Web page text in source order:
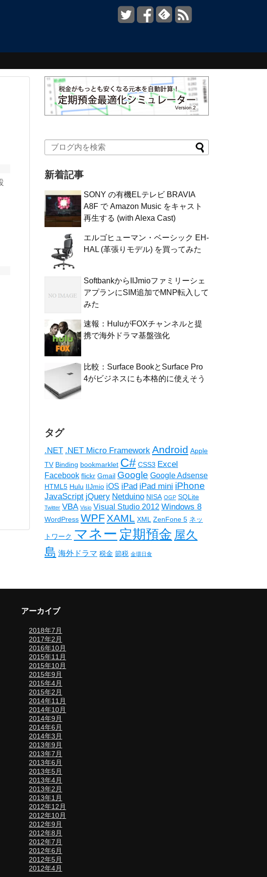
新着記事
SONY の有機ELテレビ BRAVIA
A8F で Amazon Music をキャスト
再生する (with Alexa Cast)
エルゴヒューマン・ベーシック EH-
HAL (革張りモデル) を買ってみた
SoftbankからIIJmioファミリーシェ
アプランにSIM追加でMNP転入して
みた
速報：HuluがFOXチャンネルと提
携で海外ドラマ基盤強化
比較：Surface BookとSurface Pro
4がビジネスにも本格的に使えそう
タグ
.NET .NET Micro Framework Android Apple
TV Binding bookmarklet C# CSS3 Excel
Facebook flickr Gmail Google Google Adsense
HTML5 Hulu IIJmio iOS iPad iPad mini iPhone
JavaScript jQuery Netduino NISA OGP SQLite
Twitter VBA Visio Visual Studio 2012 Windows 8
WordPress WPF XAML XML ZenFone 5 ネッ
トワーク マネー 定期預金 屋久
島 海外ドラマ 税金 節税 金環日食
アーカイブ
2018年7月
2017年2月
2016年10月
2015年11月
2015年10月
2015年9月
2015年4月
2015年2月
2014年11月
2014年10月
2014年9月
2014年6月
2014年3月
2013年9月
2013年7月
2013年6月
2013年5月
2013年4月
2013年2月
2013年1月
2012年12月
2012年10月
2012年9月
2012年8月
2012年7月
2012年6月
2012年5月
2012年4月